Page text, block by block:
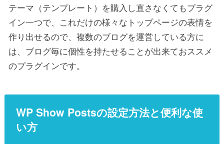
テーマ（テンプレート）を購入し直さなくてもプラグ
イン一つで、これだけの様々なトップページの表情を
作り出せるので、複数のブログを運営している方に
は、ブログ毎に個性を持たせることが出来ておススメ
のプラグインです。
WP Show Postsの設定方法と便利な使
い方